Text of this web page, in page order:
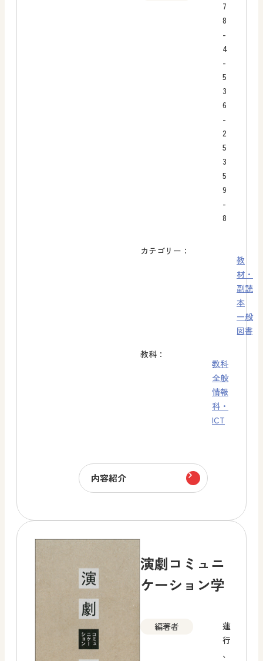
7
8
-
4
-
5
3
6
-
2
5
3
5
9
-
8
カテゴリー：
教
材・
副読
本
一般
図書
教科：
教科
全般
情報
科・
ICT
内容紹介
演劇コミュニ
ケーション学
編著者
蓮
行
、